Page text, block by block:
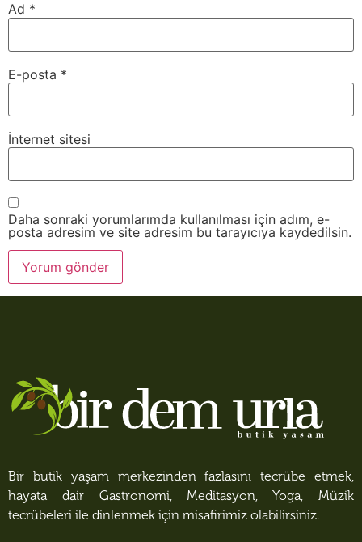
Ad *
E-posta *
İnternet sitesi
Daha sonraki yorumlarımda kullanılması için adım, e-
posta adresim ve site adresim bu tarayıcıya kaydedilsin.
Bir butik yaşam merkezinden fazlasını tecrübe etmek,
hayata dair Gastronomi, Meditasyon, Yoga, Müzik
tecrübeleri ile dinlenmek için misafirimiz olabilirsiniz.